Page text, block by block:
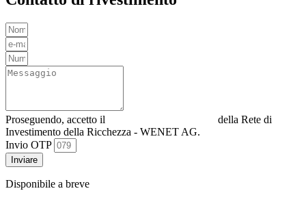
Proseguendo, accetto il
della Rete di
Investimento della Ricchezza - WENET AG.
Invio OTP
Inviare
Disponibile a breve